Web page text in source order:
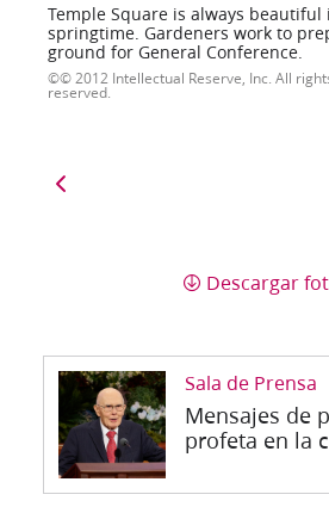
Temple Square is always beautiful
springtime. Gardeners work to
ground for General Conference.
© 2012 Intellectual Reserve, Inc. All
reserved.
Descargar
Sala de Prensa
Mensajes de
profeta en la